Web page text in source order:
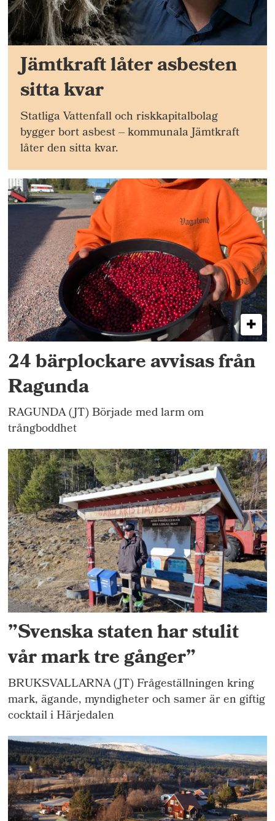
Jämtkraft låter asbesten
sitta kvar
Statliga Vattenfall och riskkapitalbolag
bygger bort asbest – kommunala Jämtkraft
låter den sitta kvar.
24 bärplockare avvisas från
Ragunda
RAGUNDA (JT) Började med larm om
trångboddhet
”Svenska staten har stulit
vår mark tre gånger”
BRUKSVALLARNA (JT) Frågeställningen kring
mark, ägande, myndigheter och samer är en giftig
cocktail i Härjedalen